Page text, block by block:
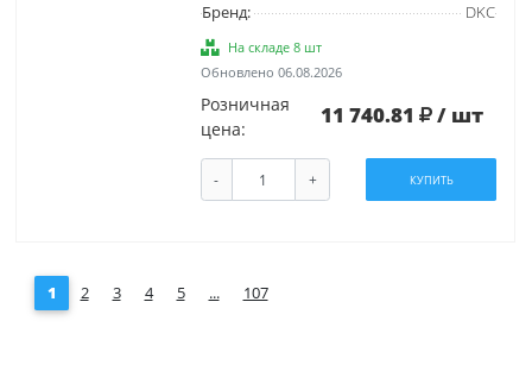
Бренд:
DKC
На складе 8 шт
Обновлено 06.08.2026
Розничная
цена:
11 740.81 / шт
- + КУПИТЬ
1 2 3 4 5 ... 107